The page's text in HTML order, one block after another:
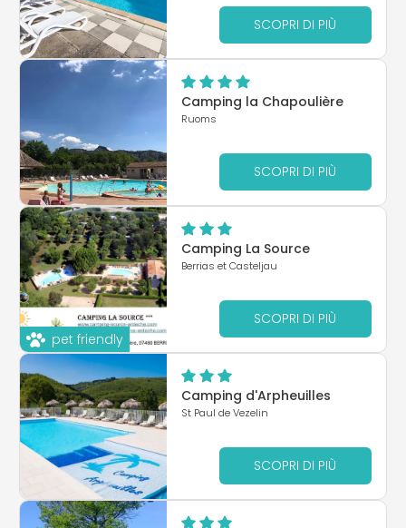
SCOPRI DI PIÙ
Camping la Chapoulière
Ruoms
SCOPRI DI PIÙ
pet friendly
Camping La Source
Berrias et Casteljau
SCOPRI DI PIÙ
Camping d'Arpheuilles
St Paul de Vezelin
SCOPRI DI PIÙ